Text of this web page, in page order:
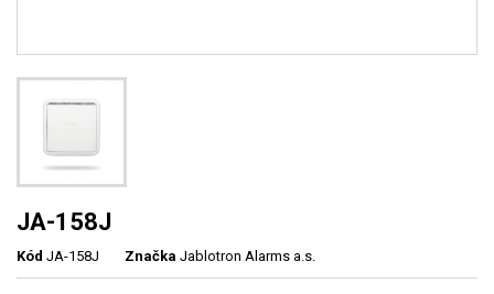
JA-158J
Kód JA-158J Značka Jablotron Alarms a.s.